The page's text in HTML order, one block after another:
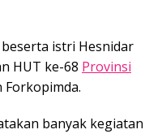
beserta istri Hesnidar
HUT ke-68 Provinsi
banyak kegiatan